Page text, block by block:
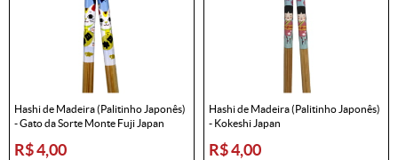
Hashi de Madeira (Palitinho Japonês)
- Gato da Sorte Monte Fuji Japan
R$ 4,00
Hashi de Madeira (Palitinho Japonês)
- Kokeshi Japan
R$ 4,00